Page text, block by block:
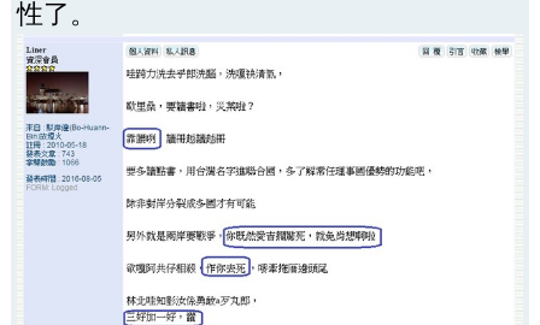
性了。